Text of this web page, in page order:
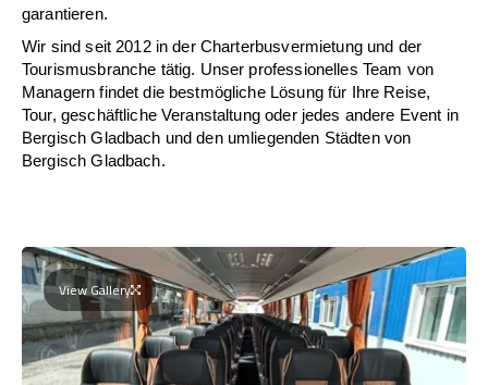
garantieren.
Wir sind seit 2012 in der Charterbusvermietung und der
Tourismusbranche tätig. Unser professionelles Team von
Managern findet die bestmögliche Lösung für Ihre Reise,
Tour, geschäftliche Veranstaltung oder jedes andere Event in
Bergisch Gladbach und den umliegenden Städten von
Bergisch Gladbach.
View Gallery